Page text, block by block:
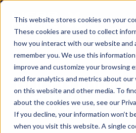
This website stores cookies on your
These cookies are used to collect
how you interact with our website and
remember you. We use this
improve and customize your browsing
and for analytics and metrics about
on this website and other media. To
about the cookies we use, see our
If you decline, your information won’t
when you visit this website. A single
GUCEG
- Guinée